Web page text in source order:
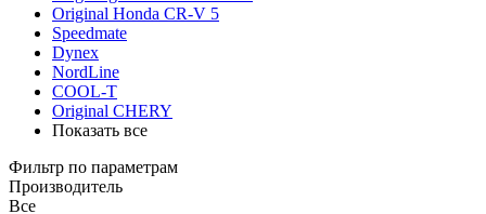
Original Honda CR-V 5
Speedmate
Dynex
NordLine
COOL-T
Original СHERY
Показать все
Фильтр по параметрам
Производитель
Все